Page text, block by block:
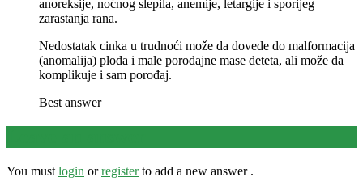
anoreksije, noćnog slepila, anemije, letargije i sporijeg
zarastanja rana.
Nedostatak cinka u trudnoći može da dovede do malformacija
(anomalija) ploda i male porođajne mase deteta, ali može da
komplikuje i sam porođaj.
Best answer
You must login orregisterto add a new answer .